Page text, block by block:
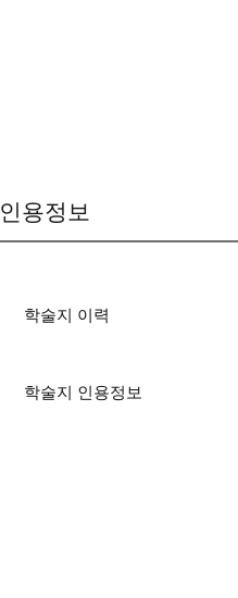
인용정보
학술지 이력
학술지 인용정보